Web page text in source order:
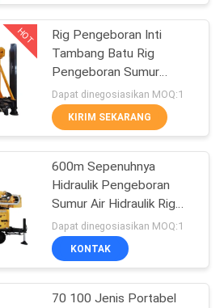
160
Bor Bit
466
HOT
Rig Pengeboran Inti
Tambang Batu Rig
Pengeboran Sumur
Geologi Air
Dapat dinegosiasikan MOQ:1
KIRIM SEKARANG
600m Sepenuhnya
Hidraulik Pengeboran
Sumur Air Hidraulik Rig
Crawler Mounted Core
Drilling Rig
Dapat dinegosiasikan MOQ:1
KONTAK
70 100 Jenis Portabel